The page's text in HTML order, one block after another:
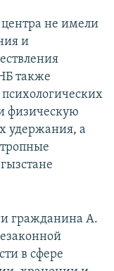
центра не имели
и
также
физическую
удержания, а
гражданина А.
в сфере